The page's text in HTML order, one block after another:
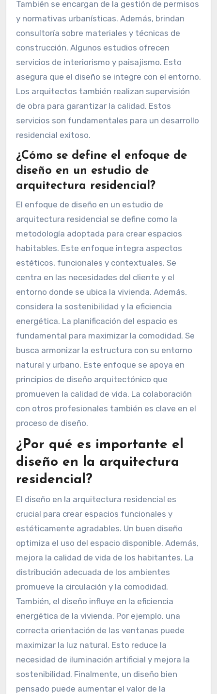
También se encargan de la gestión de permisos
y normativas urbanísticas. Además, brindan
consultoría sobre materiales y técnicas de
construcción. Algunos estudios ofrecen
servicios de interiorismo y paisajismo. Esto
asegura que el diseño se integre con el entorno.
Los arquitectos también realizan supervisión
de obra para garantizar la calidad. Estos
servicios son fundamentales para un desarrollo
residencial exitoso.
¿Cómo se define el enfoque de
diseño en un estudio de
arquitectura residencial?
El enfoque de diseño en un estudio de
arquitectura residencial se define como la
metodología adoptada para crear espacios
habitables. Este enfoque integra aspectos
estéticos, funcionales y contextuales. Se
centra en las necesidades del cliente y el
entorno donde se ubica la vivienda. Además,
considera la sostenibilidad y la eficiencia
energética. La planificación del espacio es
fundamental para maximizar la comodidad. Se
busca armonizar la estructura con su entorno
natural y urbano. Este enfoque se apoya en
principios de diseño arquitectónico que
promueven la calidad de vida. La colaboración
con otros profesionales también es clave en el
proceso de diseño.
¿Por qué es importante el
diseño en la arquitectura
residencial?
El diseño en la arquitectura residencial es
crucial para crear espacios funcionales y
estéticamente agradables. Un buen diseño
optimiza el uso del espacio disponible. Además,
mejora la calidad de vida de los habitantes. La
distribución adecuada de los ambientes
promueve la circulación y la comodidad.
También, el diseño influye en la eficiencia
energética de la vivienda. Por ejemplo, una
correcta orientación de las ventanas puede
maximizar la luz natural. Esto reduce la
necesidad de iluminación artificial y mejora la
sostenibilidad. Finalmente, un diseño bien
pensado puede aumentar el valor de la